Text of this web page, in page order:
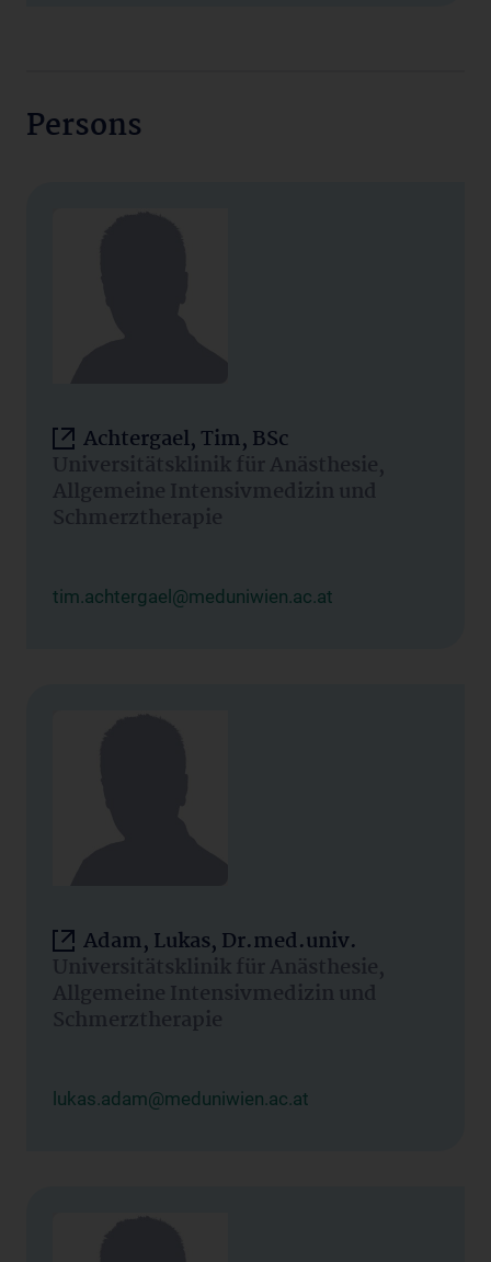
Persons
Achtergael, Tim, BSc
Universitätsklinik für Anästhesie,
Allgemeine Intensivmedizin und
Schmerztherapie
tim.achtergael@meduniwien.ac.at
Adam, Lukas, Dr.med.univ.
Universitätsklinik für Anästhesie,
Allgemeine Intensivmedizin und
Schmerztherapie
lukas.adam@meduniwien.ac.at